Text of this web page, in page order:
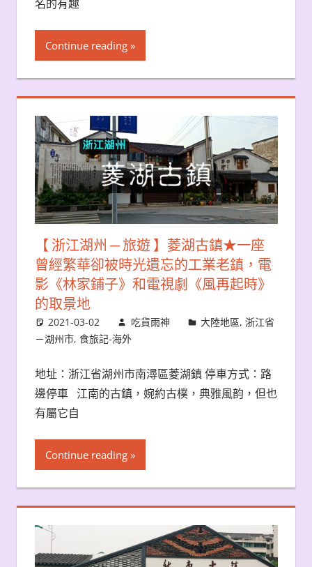
名的有趣
Continue reading
【 浙江湖州 ─ 旅遊 】菱湖古鎮★一座
曾經繁華卻被時光遺忘的工業老鎮，電
影《林家鋪子》和電視劇《風再起時》
的取景地
2021-03-02 吃貨雨神 大陸地區,浙江省
－湖州市, 食旅記-海外
地址：浙江省湖州市南潯區菱湖鎮 停車方式：路
邊停車 江南的古鎮，婉約古樸，典雅風韵，但也
有屬它自
Continue reading